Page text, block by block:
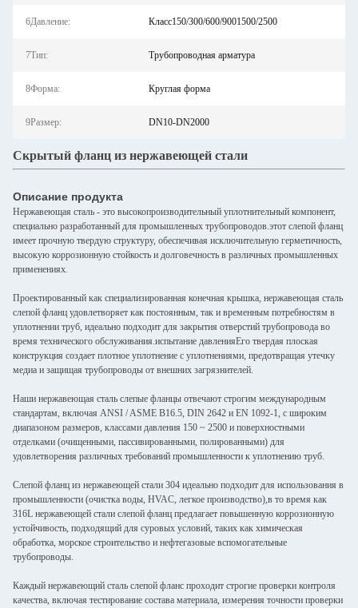
6Давление: Класс150/300/600/9001500/2500
7Тип: Трубопроводная арматура
8Форма: Круглая форма
9Размер: DN10-DN2000
Скрытый фланц из нержавеющей стали
Описание продукта
Нержавеющая сталь - это высокопроизводительный уплотнительный компонент,
специально разработанный для промышленных трубопроводов.этот слепой фланц
имеет прочную твердую структуру, обеспечивая исключительную герметичность,
высокую коррозионную стойкость и долговечность в различных промышленных
применениях.
Проектированный как специализированная конечная крышка, нержавеющая сталь
слепой фланц удовлетворяет как постоянным, так и временным потребностям в
уплотнении труб, идеально подходит для закрытия отверстий трубопровода во
время технического обслуживания.испытание давленияЕго твердая плоская
конструкция создает плотное уплотнение с уплотнениями, предотвращая утечку
медиа и защищая трубопроводы от внешних загрязнителей.
Наши нержавеющая сталь слепые фланцы отвечают строгим международным
стандартам, включая ANSI / ASME B16.5, DIN 2642 и EN 1092-1, с широким
диапазоном размеров, классами давления 150 ~ 2500 и поверхностными
отделками (очищенными, пассивированными, полированными) для
удовлетворения различных требований промышленности к уплотнению труб.
Слепой фланц из нержавеющей стали 304 идеально подходит для использования в
промышленности (очистка воды, HVAC, легкое производство),в то время как
316L нержавеющей стали слепой фланц предлагает повышенную коррозионную
устойчивость, подходящий для суровых условий, таких как химическая
обработка, морское строительство и нефтегазовые вспомогательные
трубопроводы.
Каждый нержавеющий сталь слепой фланс проходит строгие проверки контроля
качества, включая тестирование состава материала, измерения точности проверки